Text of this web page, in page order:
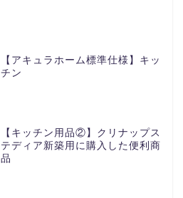
【アキュラホーム標準仕様】キッ
チン
【キッチン用品②】クリナップス
テディア新築用に購入した便利商
品